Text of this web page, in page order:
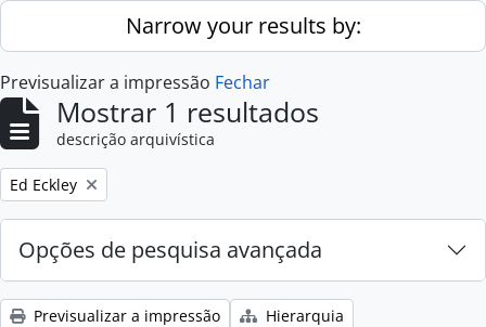
Skip to main contentNarrow your results by:
Previsualizar a impressão Fechar
Mostrar 1 resultados
descrição arquivística
Remove filter:
Ed Eckley
Opções de pesquisa avançada
Previsualizar a impressão
Hierarquia